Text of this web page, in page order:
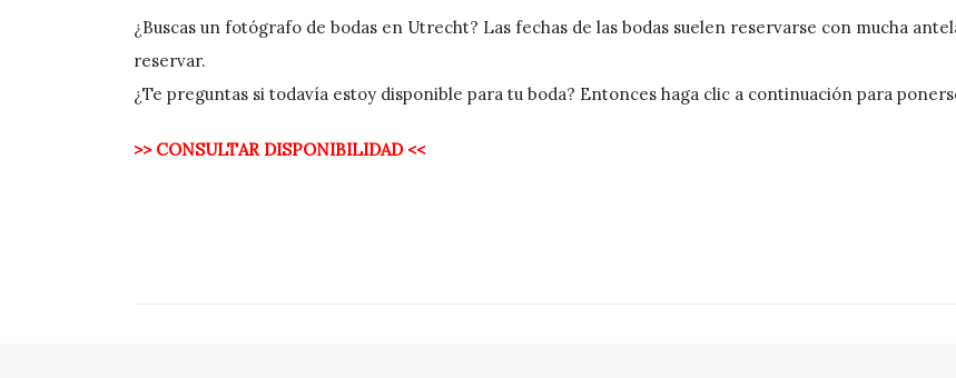
¿Buscas un fotógrafo de bodas en Utrecht? Las fechas de las bodas suelen reservarse con mucha
reservar.
¿Te preguntas si todavía estoy disponible para tu boda? Entonces haga clic a continuación para
>> CONSULTAR DISPONIBILIDAD <<